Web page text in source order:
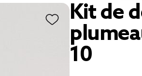
Kit de
10